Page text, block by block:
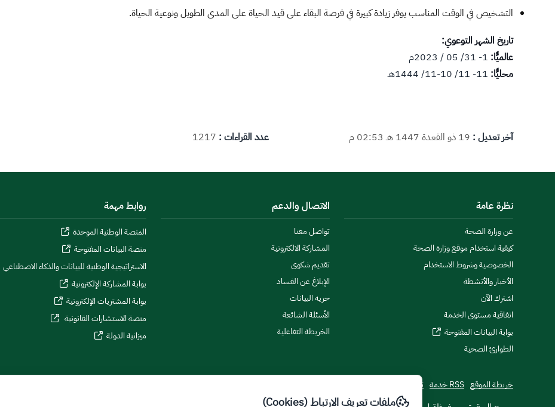
التشخيص في الوقت المناسب يوفر زيادة كبيرة في فرصة البقاء على قيد الحياة على المدى الطويل ونوعية الحياة.
تاريخ الشهر التوعوي:
عالميًّا:
محليًّا: 11- 11/ 10-11/ 1444هـ
آخر تعديل : 19 ذو القعدة 1447 هـ 02:53 م عدد القراءات : 1217
نظرة عامة
عن وزارة الصحة
كيفية استخدام موقع وزارة الصحة
الخصوصية وشروط الاستخدام
الأخبار والأنشطة
اشترك الآن
اتفاقية مستوى الخدمة
بوابة البيانات المفتوحة
الطوارئ الصحية
الاتصال والدعم
تواصل معنا
المشاركة الالكترونية
تقديم شكوى
الإبلاغ عن الفساد
حريه البيانات
الأسئلة الشائعة
الخريطة التفاعلية
روابط مهمة
المنصة الوطنية الموحدة
منصة البيانات المفتوحة
الاستراتيجية الوطنية للبيانات والذكاء الاصطناعي
بوابة المشاركة الإلكترونية
بوابة المشتريات الإلكترونية
منصة الاستشارات القانونية
ميزانية الدولة
خريطة الموقع RSS خدمة تطبيقات الجوال
ملفات تعريف الارتباط (Cookies)